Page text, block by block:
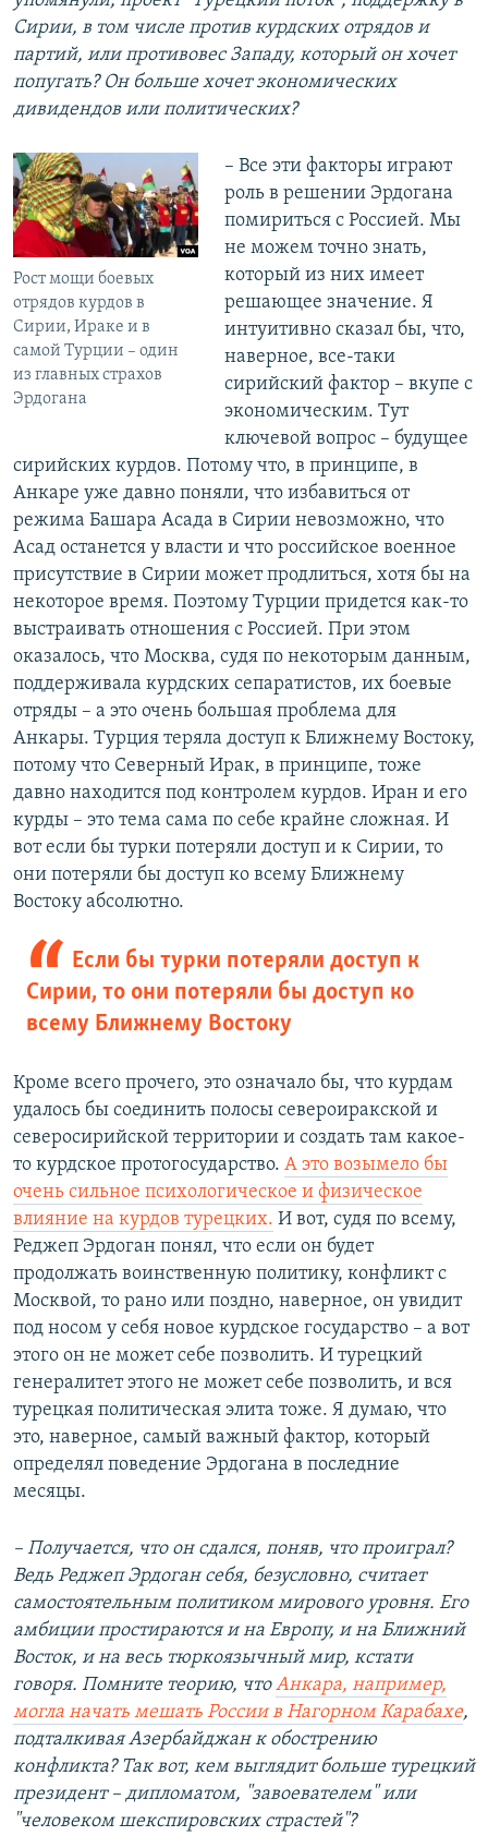
Сирии, в том числе против курдских отрядов и
партий, или противовес Западу, который он хочет
попугать? Он больше хочет экономических
дивидендов или политических?
Рост мощи боевых
отрядов курдов в
Сирии, Ираке и в
самой Турции – один
из главных страхов
Эрдогана
– Все эти факторы играют
роль в решении Эрдогана
помириться с Россией. Мы
не можем точно знать,
который из них имеет
решающее значение. Я
интуитивно сказал бы, что,
наверное, все-таки
сирийский фактор – вкупе с
экономическим. Тут
ключевой вопрос – будущее
сирийских курдов. Потому что, в принципе, в
Анкаре уже давно поняли, что избавиться от
режима Башара Асада в Сирии невозможно, что
Асад останется у власти и что российское военное
присутствие в Сирии может продлиться, хотя бы на
некоторое время. Поэтому Турции придется как-то
выстраивать отношения с Россией. При этом
оказалось, что Москва, судя по некоторым данным,
поддерживала курдских сепаратистов, их боевые
отряды – а это очень большая проблема для
Анкары. Турция теряла доступ к Ближнему Востоку,
потому что Северный Ирак, в принципе, тоже
давно находится под контролем курдов. Иран и его
курды – это тема сама по себе крайне сложная. И
вот если бы турки потеряли доступ и к Сирии, то
они потеряли бы доступ ко всему Ближнему
Востоку абсолютно.
Если бы турки потеряли доступ к
Сирии, то они потеряли бы доступ ко
всему Ближнему Востоку
Кроме всего прочего, это означало бы, что курдам
удалось бы соединить полосы североиракской и
северосирийской территории и создать там какое-
то курдское протогосударство. А это возымело бы
очень сильное психологическое и физическое
влияние на курдов турецких. И вот, судя по всему,
Реджеп Эрдоган понял, что если он будет
продолжать воинственную политику, конфликт с
Москвой, то рано или поздно, наверное, он увидит
под носом у себя новое курдское государство – а вот
этого он не может себе позволить. И турецкий
генералитет этого не может себе позволить, и вся
турецкая политическая элита тоже. Я думаю, что
это, наверное, самый важный фактор, который
определял поведение Эрдогана в последние
месяцы.
– Получается, что он сдался, поняв, что проиграл?
Ведь Реджеп Эрдоган себя, безусловно, считает
самостоятельным политиком мирового уровня. Его
амбиции простираются и на Европу, и на Ближний
Восток, и на весь тюркоязычный мир, кстати
говоря. Помните теорию, чтоАнкара, например,
могла начать мешать России в Нагорном Карабахе,
подталкивая Азербайджан к обострению
конфликта? Так вот, кем выглядит больше турецкий
президент – дипломатом, "завоевателем" или
"человеком шекспировских страстей"?